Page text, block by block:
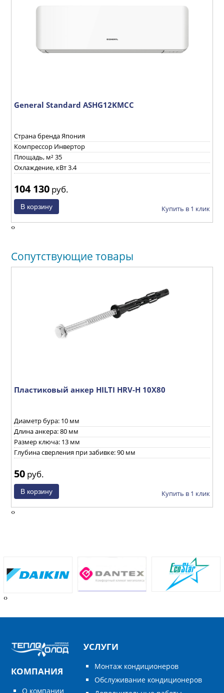
General Standard ASHG12KMСС
Страна бренда Япония
Компрессор Инвертор
Площадь, м² 35
Охлаждение, кВт 3.4
104 130 руб.
Купить в 1 клик
‹›
Сопутствующие товары
Пластиковый анкер HILTI HRV-H 10X80
Диаметр бура: 10 мм
Длина анкера: 80 мм
Размер ключа: 13 мм
Глубина сверления при забивке: 90 мм
50 руб.
Купить в 1 клик
‹›
‹›
КОМПАНИЯ
О компании
УСЛУГИ
Монтаж кондиционеров
Обслуживание кондиционеров